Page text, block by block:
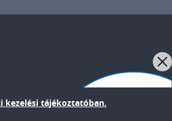
tájékoztatóban.